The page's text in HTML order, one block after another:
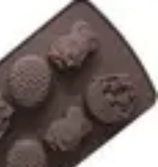
Décoration et
Recettes et DIY